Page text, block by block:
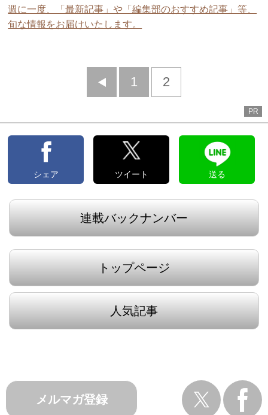
週に一度、「最新記事」や「編集部のおすすめ記事」等、
旬な情報をお届けいたします。
前
1 2
PR
シェア ツイート 送る
連載バックナンバー
トップページ
人気記事
メルマガ登録